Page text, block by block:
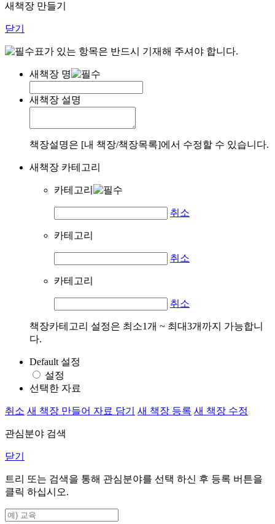
새책장 만들기
닫기
표가 있는 항목은 반드시 기재해 주셔야 합니다.
새책장 명
새책장 설명
책장설명은 [내 책장/책장목록]에서 수정할 수 있습니다.
새책장 카테고리
카테고리
취소
카테고리
취소
카테고리
취소
책장카테고리 설정은 최소1개 ~ 최대3개까지 가능합니
다.
Default 설정
설정
선택한 자료
취소 새 책장 만들어 자료 담기 새 책장 등록 새 책장 수정
관심분야 검색
닫기
트리 또는 검색을 통해 관심분야를 선택 하신 후 등록 버튼을
클릭 하십시오.